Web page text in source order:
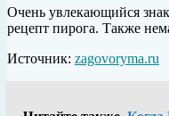
Очень увлекающийся
рецепт пирога. Также
Источник: zagovoryma.ru